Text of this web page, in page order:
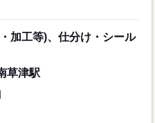
加工等)、仕分け・シール
草津駅